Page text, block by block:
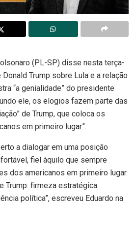
(PL-SP) disse nesta terça-
Trump sobre Lula e a relação
“a genialidade” do presidente
ele, os elogios fazem parte das
de Trump, que coloca os
em primeiro lugar”.
a dialogar em uma posição
fiel àquilo que sempre
dos americanos em primeiro lugar.
Trump: firmeza estratégica
política”, escreveu Eduardo na